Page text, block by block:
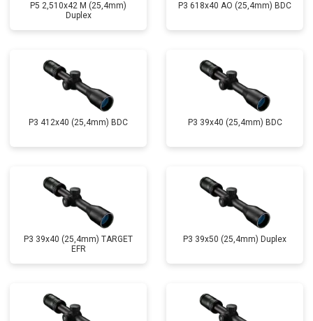
P5 2,510x42 M (25,4mm)
Duplex
P3 618x40 AO (25,4mm) BDC
P3 412x40 (25,4mm) BDC P3 39x40 (25,4mm) BDC
P3 39x40 (25,4mm) TARGET
EFR
P3 39x50 (25,4mm) Duplex